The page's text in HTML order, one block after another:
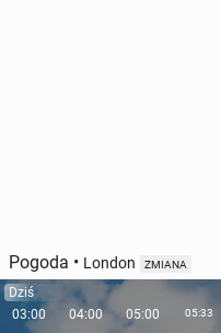
Pogoda • London ZMIANA
Dziś
03:00
04:00 05:00 05:33